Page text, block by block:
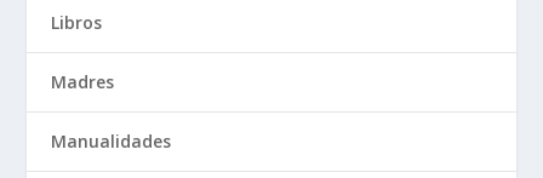
Libros
Madres
Manualidades